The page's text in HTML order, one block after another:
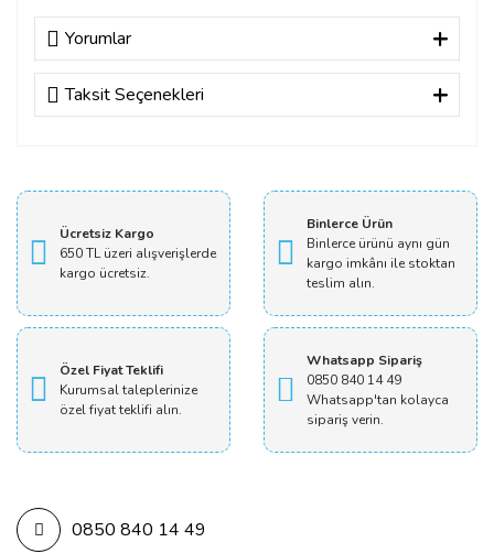
Yorumlar
Bilgi Talep
İyi Çalışmalar,
Sitenizden Magnezyum Taurat aldım. Kullanım şekli ve
dozaj hakkında bilgi verebilir misiniz?
AYŞIL AZIRCI | 08/08/2023
Yorum Yaz
Taksit Seçenekleri
Ücretsiz Kargo
650 TL üzeri alışverişlerde
kargo ücretsiz.
Binlerce Ürün
Binlerce ürünü aynı gün
kargo imkânı ile stoktan
teslim alın.
Özel Fiyat Teklifi
Kurumsal taleplerinize
özel fiyat teklifi alın.
Whatsapp Sipariş
0850 840 14 49
Whatsapp'tan kolayca
sipariş verin.
0850 840 14 49